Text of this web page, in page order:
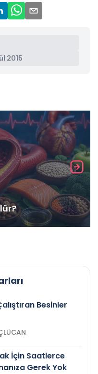
2015
Besinler
GÜÇLÜCAN
İçin Saatlerce
Gerek Yok